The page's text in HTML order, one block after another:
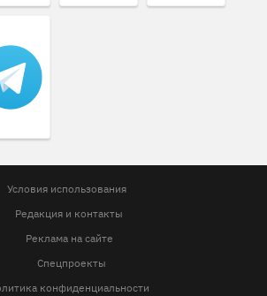
Условия использования
Редакция и контакты
Реклама на сайте
Спецпроекты
конфиденциальности